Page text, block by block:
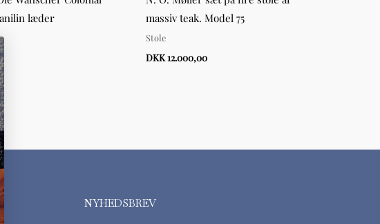
læder
massiv teak. Model 75
Stole
DKK 12.000,00
NYHEDSBREV